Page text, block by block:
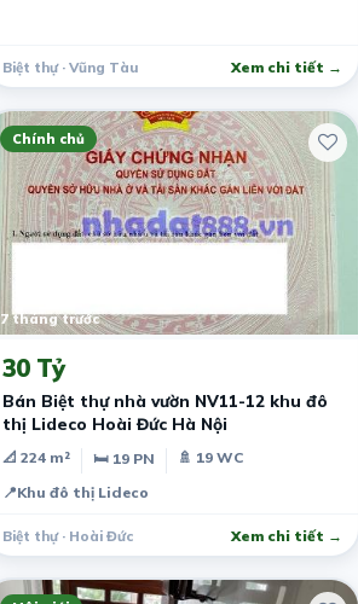
Biệt thự · Vũng Tàu Xem chi tiết →
Chính chủ
7 tháng trước
30 Tỷ
Bán Biệt thự nhà vườn NV11-12 khu đô
thị Lideco Hoài Đức Hà Nội
📐 224 m² 🛏 19 PN
🚿 19 WC
📍Khu đô thị Lideco
Biệt thự · Hoài Đức Xem chi tiết →